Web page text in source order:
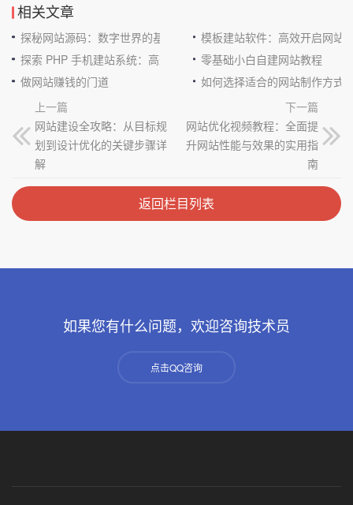
相关文章
探秘网站源码：数字世界的基石
模板建站软件：高效开启网站
探索 PHP 手机建站系统：高效与便捷的完美结合零基础小白自建网站教程
做网站赚钱的门道
如何选择适合的网站制作方式
上一篇
网站建设全攻略：从目标规
划到设计优化的关键步骤详
解
下一篇
网站优化视频教程：全面提
升网站性能与效果的实用指
南
返回栏目列表
如果您有什么问题，欢迎咨询技术员
点击QQ咨询